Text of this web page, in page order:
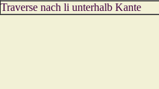
Traverse nach li unterhalb Kante